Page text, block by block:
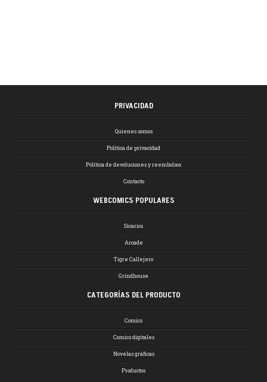
PRIVACIDAD
Quienes somos
Política de privacidad
Política de devoluciones y reembolsos
Contacto
WEBCOMICS POPULARES
Sicarios
Arcade
Tigre Callejero
Grindhouse
CATEGORÍAS DEL PRODUCTO
Comics
Comics digitales
Novelas gráficas
Productos